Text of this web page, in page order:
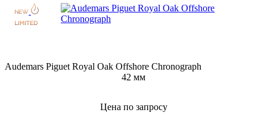
Audemars Piguet Royal Oak Offshore Chronograph
42 мм
Цена по запросу